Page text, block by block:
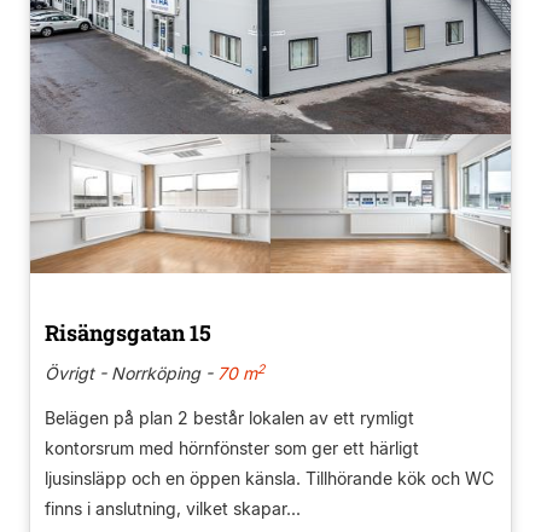
Risängsgatan 15
Övrigt - Norrköping -70 m2
Belägen på plan 2 består lokalen av ett rymligt
kontorsrum med hörnfönster som ger ett härligt
ljusinsläpp och en öppen känsla. Tillhörande kök och WC
finns i anslutning, vilket skapar...